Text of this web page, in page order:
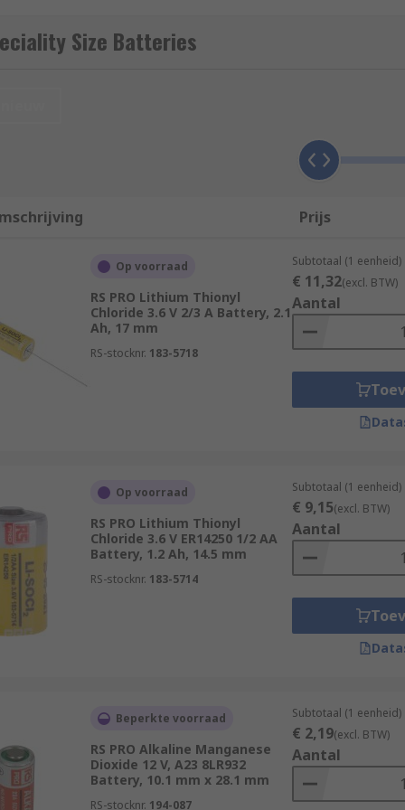
batteries with a range of terminal types such as lead,
require a small, compact source of power. For
A27 batteries (A size battery) are used in radio
MN21… and many more.
A-size batteries are the reliable choice. Designed to
remote controls to keyless entry systems.
Size Batteries
Prijs
Op voorraad
RS PRO Lithium Thionyl
Chloride 3.6 V 2/3 A Battery, 2.1
Ah, 17 mm
RS-stocknr. 183-5718
Subtotaal (1 eenheid)
€ 11,32(excl. BTW)
Aantal
Op voorraad
RS PRO Lithium Thionyl
Chloride 3.6 V ER14250 1/2 AA
Battery, 1.2 Ah, 14.5 mm
RS-stocknr. 183-5714
Subtotaal (1 eenheid)
€ 9,15(excl. BTW)
Aantal
Beperkte voorraad
RS PRO Alkaline Manganese
Dioxide 12 V, A23 8LR932
Battery, 10.1 mm x 28.1 mm
RS-stocknr. 194-087
Subtotaal (1 eenheid)
€ 2,19(excl. BTW)
Aantal